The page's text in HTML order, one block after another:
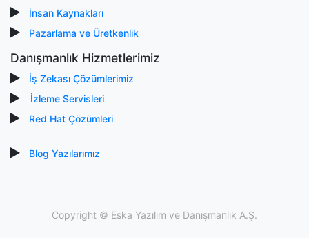
İnsan Kaynakları
Pazarlama ve Üretkenlik
Danışmanlık Hizmetlerimiz
İş Zekası Çözümlerimiz
İzleme Servisleri
Red Hat Çözümleri
Blog Yazılarımız
Copyright © Eska Yazılım ve Danışmanlık A.Ş.